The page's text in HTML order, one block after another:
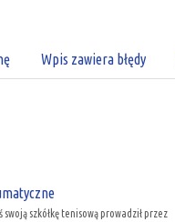
Wpis zawiera błędy
szkółkę tenisową prowadził przez